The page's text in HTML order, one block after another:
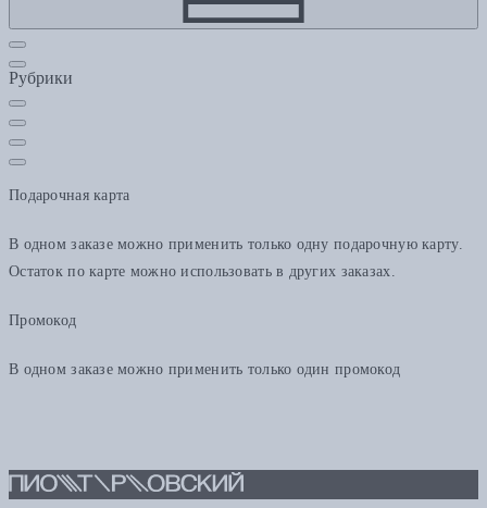
Рубрики
Подарочная карта
В одном заказе можно применить только одну подарочную карту.
Остаток по карте можно использовать в других заказах.
Промокод
В одном заказе можно применить только один промокод